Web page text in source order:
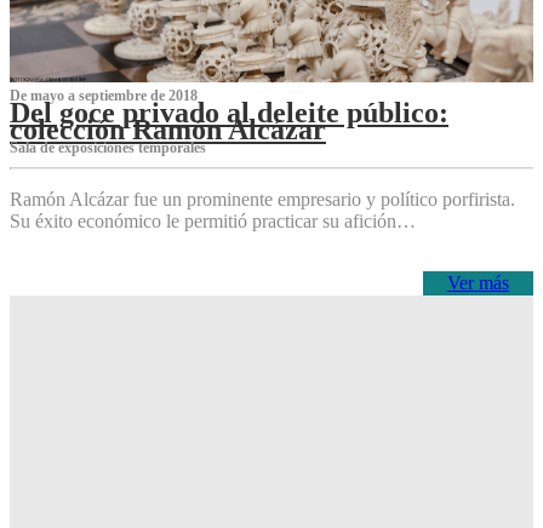
De mayo a septiembre de 2018
Del goce privado al deleite público:
colección Ramón Alcázar
Sala de exposiciones temporales
Ramón Alcázar fue un prominente empresario y político porfirista.
Su éxito económico le permitió practicar su afición…
Ver más